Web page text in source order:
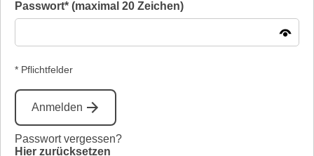
Passwort* (maximal 20 Zeichen)
* Pflichtfelder
Anmelden
Passwort vergessen?
Hier zurücksetzen